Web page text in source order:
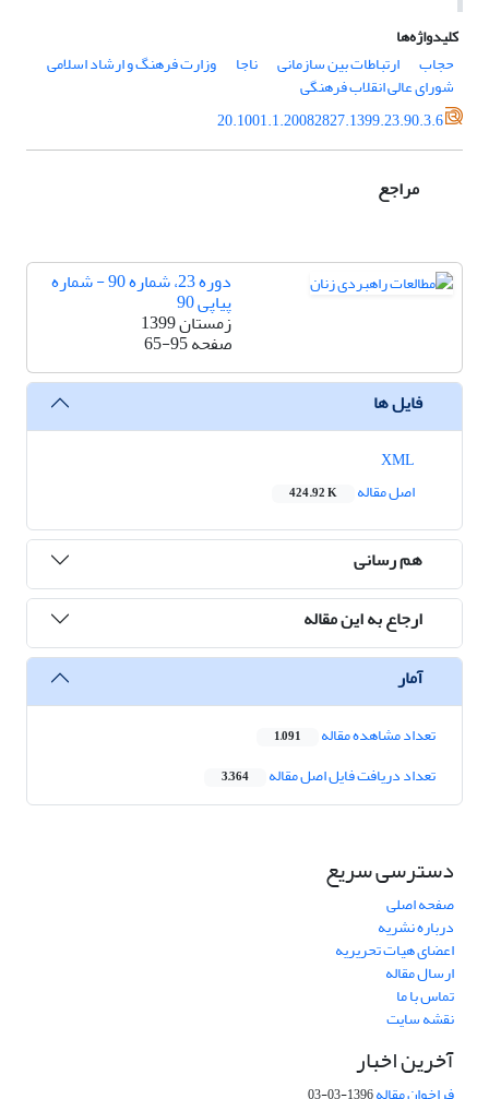
کلیدواژه‌ها
حجاب
ارتباطات بین سازمانی ناجا وزارت فرهنگ و ارشاد اسلامی
شورای عالی انقلاب فرهنگی
20.1001.1.20082827.1399.23.90.3.6
مراجع
دوره 23، شماره 90 - شماره
پیاپی 90
زمستان 1399
صفحه65-95
فایل ها
اصل مقاله
424.92 K
هم رسانی
ارجاع به این مقاله
آمار
تعداد مشاهده مقاله 1,091
تعداد دریافت فایل اصل مقاله 3,364
دسترسی سریع
صفحه اصلی
درباره نشریه
اعضای هیات تحریریه
ارسال مقاله
تماس با ما
نقشه سایت
آخرین اخبار